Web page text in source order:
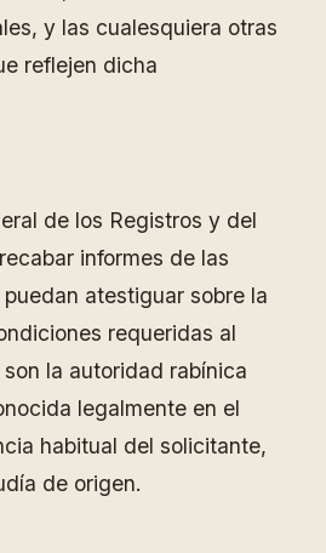
y las cualesquiera otras
reflejen dicha
de los Registros y del
informes de las
atestiguar sobre la
requeridas al
la autoridad rabínica
legalmente en el
habitual del solicitante,
de origen.